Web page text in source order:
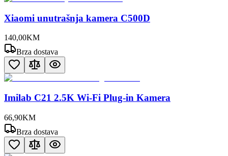
Xiaomi unutrašnja kamera C500D
140,00KM
Brza dostava
Imilab C21 2.5K Wi-Fi Plug-in Kamera
66,90KM
Brza dostava